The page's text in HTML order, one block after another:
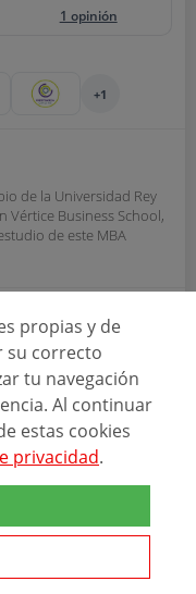
1 opinión
+1
de la Universidad Rey
Vértice Business School,
de este MBA
propias y de
su correcto
tu navegación
Al continuar
estas cookies
privacidad.